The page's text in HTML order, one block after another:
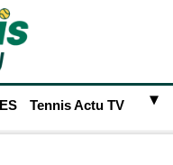
Tennis Actu TV ►